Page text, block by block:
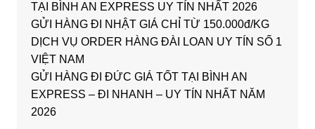
TẠI BÌNH AN EXPRESS UY TÍN NHẤT 2026
GỬI HÀNG ĐI NHẬT GIÁ CHỈ TỪ 150.000đ/KG
DỊCH VỤ ORDER HÀNG ĐÀI LOAN UY TÍN SỐ 1
VIỆT NAM
GỬI HÀNG ĐI ĐỨC GIÁ TỐT TẠI BÌNH AN
EXPRESS – ĐI NHANH – UY TÍN NHẤT NĂM
2026